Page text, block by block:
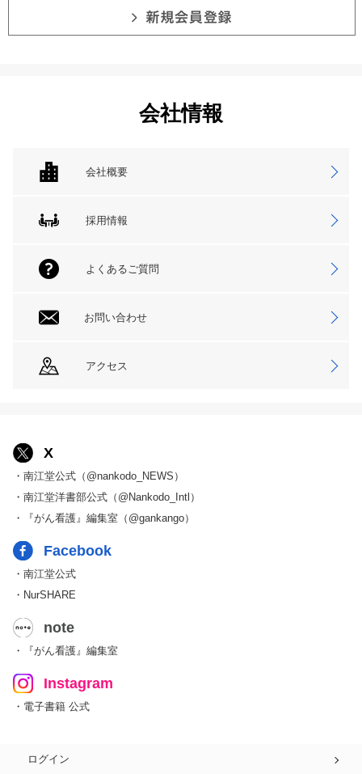
会社情報
会社概要
採用情報
よくあるご質問
お問い合わせ
アクセス
X
・南江堂公式（@nankodo_NEWS）
・南江堂洋書部公式（@Nankodo_Intl）
・『がん看護』編集室（@gankango）
Facebook
・南江堂公式
・NurSHARE
note
・『がん看護』編集室
Instagram
・電子書籍 公式
ログイン